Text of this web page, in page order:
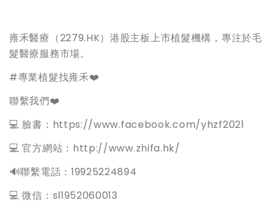
雍禾醫療（2279.HK）港股主板上市植髮機構，專注於毛
髮醫療服務市場。
#專業植髮找雍禾❤️
聯繫我們❤️
💻 臉書：https://www.facebook.com/yhzf2021
💻 官方網站：http://www.zhifa.hk/
️🔊聯繫電話：19925224894
💻 微信：sl1952060013